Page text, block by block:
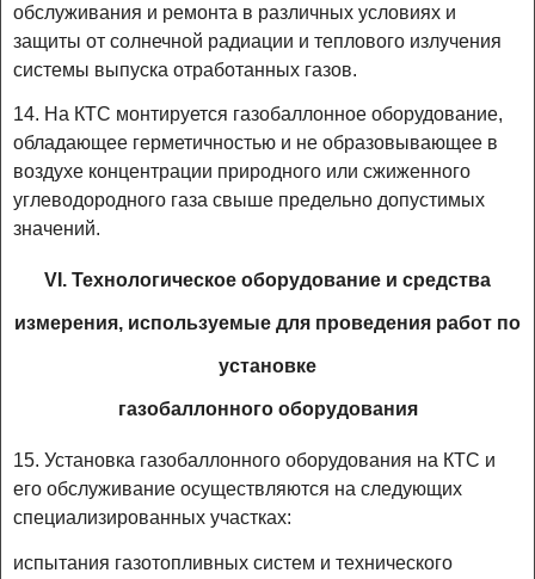
обслуживания и ремонта в различных условиях и
защиты от солнечной радиации и теплового излучения
системы выпуска отработанных газов.
14. На КТС монтируется газобаллонное оборудование,
обладающее герметичностью и не образовывающее в
воздухе концентрации природного или сжиженного
углеводородного газа свыше предельно допустимых
значений.
VI. Технологическое оборудование и средства
измерения, используемые для проведения работ по
установке
газобаллонного оборудования
15. Установка газобаллонного оборудования на КТС и
его обслуживание осуществляются на следующих
специализированных участках:
испытания газотопливных систем и технического